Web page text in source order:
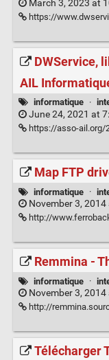
March 3, 2023 at
https://
DWService,
AIL
informatique ·
June 24, 2021 at
https://asso-ail.org/
Map FTP
informatique ·
November 3, 2014
http://
Remmina -
informatique ·
November 3, 2014
http://
Télécharger